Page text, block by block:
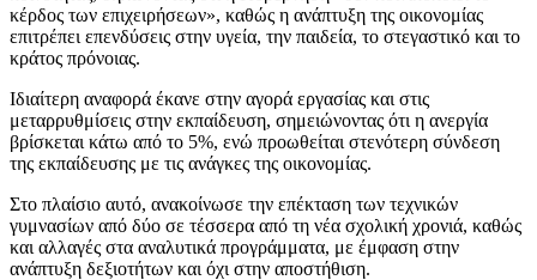
κέρδος των επιχειρήσεων», καθώς η ανάπτυξη της οικονομίας
επιτρέπει επενδύσεις στην υγεία, την παιδεία, το στεγαστικό και το
κράτος πρόνοιας.
Ιδιαίτερη αναφορά έκανε στην αγορά εργασίας και στις
μεταρρυθμίσεις στην εκπαίδευση, σημειώνοντας ότι η ανεργία
βρίσκεται κάτω από το 5%, ενώ προωθείται στενότερη σύνδεση
της εκπαίδευσης με τις ανάγκες της οικονομίας.
Στο πλαίσιο αυτό, ανακοίνωσε την επέκταση των τεχνικών
γυμνασίων από δύο σε τέσσερα από τη νέα σχολική χρονιά, καθώς
και αλλαγές στα αναλυτικά προγράμματα, με έμφαση στην
ανάπτυξη δεξιοτήτων και όχι στην αποστήθιση.